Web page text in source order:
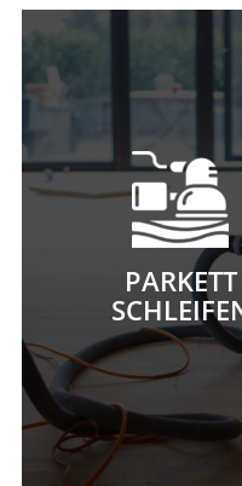
PARKETT